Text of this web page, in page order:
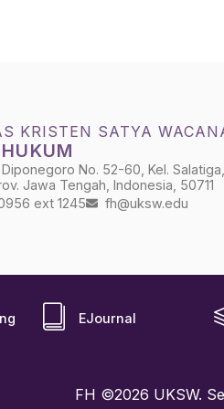
KRISTEN SATYA
No. 52-60, Kel.
Jawa Tengah, Indonesia, 50711
ext 1245
fh@uksw.edu
EJournal
FH ©2026 UKSW.